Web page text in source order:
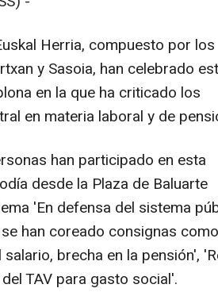
Herria, compuesto por los
y Sasoia, han celebrado
en la que ha criticado los
en materia laboral y de
han participado en esta
desde la Plaza de Baluarte
'En defensa del sistema
han coreado consignas como
brecha en la pensión',
TAV para gasto social'.